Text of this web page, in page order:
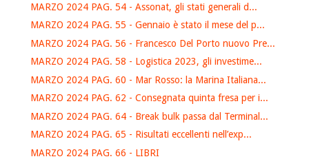
MARZO 2024 PAG. 54 - Assonat, gli stati generali d...
MARZO 2024 PAG. 55 - Gennaio è stato il mese del p...
MARZO 2024 PAG. 56 - Francesco Del Porto nuovo Pre...
MARZO 2024 PAG. 58 - Logistica 2023, gli investime...
MARZO 2024 PAG. 60 - Mar Rosso: la Marina Italiana...
MARZO 2024 PAG. 62 - Consegnata quinta fresa per i...
MARZO 2024 PAG. 64 - Break bulk passa dal Terminal...
MARZO 2024 PAG. 65 - Risultati eccellenti nell’exp...
MARZO 2024 PAG. 66 - LIBRI